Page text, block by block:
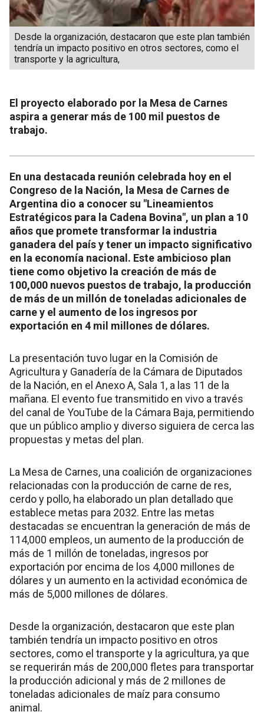
Desde la organización, destacaron que este plan también
tendría un impacto positivo en otros sectores, como el
transporte y la agricultura,
El proyecto elaborado por la Mesa de Carnes
aspira a generar más de 100 mil puestos de
trabajo.
En una destacada reunión celebrada hoy en el
Congreso de la Nación, la Mesa de Carnes de
Argentina dio a conocer su "Lineamientos
Estratégicos para la Cadena Bovina", un plan a 10
años que promete transformar la industria
ganadera del país y tener un impacto significativo
en la economía nacional. Este ambicioso plan
tiene como objetivo la creación de más de
100,000 nuevos puestos de trabajo, la producción
de más de un millón de toneladas adicionales de
carne y el aumento de los ingresos por
exportación en 4 mil millones de dólares.
La presentación tuvo lugar en la Comisión de
Agricultura y Ganadería de la Cámara de Diputados
de la Nación, en el Anexo A, Sala 1, a las 11 de la
mañana. El evento fue transmitido en vivo a través
del canal de YouTube de la Cámara Baja, permitiendo
que un público amplio y diverso siguiera de cerca las
propuestas y metas del plan.
La Mesa de Carnes, una coalición de organizaciones
relacionadas con la producción de carne de res,
cerdo y pollo, ha elaborado un plan detallado que
establece metas para 2032. Entre las metas
destacadas se encuentran la generación de más de
114,000 empleos, un aumento de la producción de
más de 1 millón de toneladas, ingresos por
exportación por encima de los 4,000 millones de
dólares y un aumento en la actividad económica de
más de 5,000 millones de dólares.
Desde la organización, destacaron que este plan
también tendría un impacto positivo en otros
sectores, como el transporte y la agricultura, ya que
se requerirán más de 200,000 fletes para transportar
la producción adicional y más de 2 millones de
toneladas adicionales de maíz para consumo
animal.